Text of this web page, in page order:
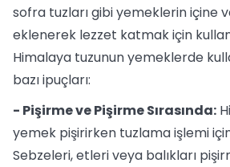
sofra tuzları gibi yemeklerin içine
eklenerek lezzet katmak için
Himalaya tuzunun yemeklerde
bazı ipuçları:
- Pişirme ve Pişirme Sırasında:
yemek pişirirken tuzlama işlemi
Sebzeleri, etleri veya balıkları